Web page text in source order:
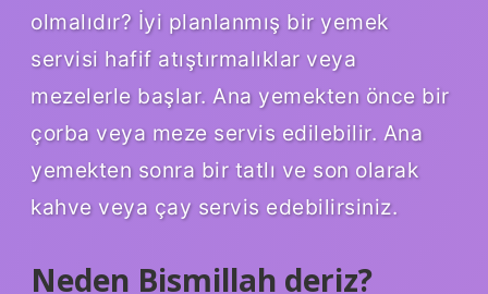
olmalıdır? İyi planlanmış bir yemek
servisi hafif atıştırmalıklar veya
mezelerle başlar. Ana yemekten önce bir
çorba veya meze servis edilebilir. Ana
yemekten sonra bir tatlı ve son olarak
kahve veya çay servis edebilirsiniz.
Neden Bismillah deriz?